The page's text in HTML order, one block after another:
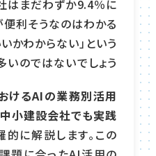
はまだわずか9.4％に
便利そうなのはわかる
かわからない」という
のではないでしょう
けるAIの業務別活用
小建設会社でも実践
的に解説します。この